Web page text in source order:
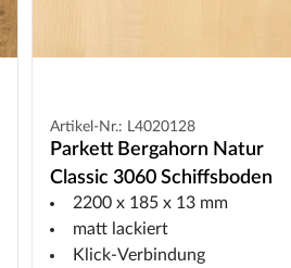
Artikel-Nr.: L4020128
Parkett Bergahorn Natur
Classic 3060 Schiffsboden
2200 x 185 x 13 mm
matt lackiert
Klick-Verbindung